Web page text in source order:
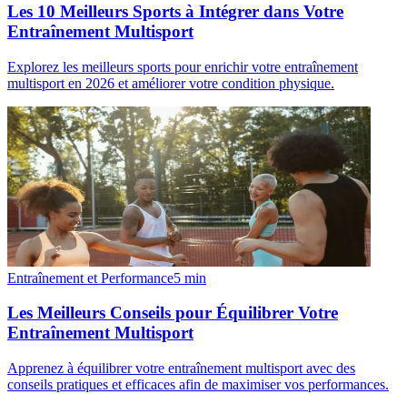
Les 10 Meilleurs Sports à Intégrer dans Votre
Entraînement Multisport
Explorez les meilleurs sports pour enrichir votre entraînement
multisport en 2026 et améliorer votre condition physique.
Entraînement et Performance5 min
Les Meilleurs Conseils pour Équilibrer Votre
Entraînement Multisport
Apprenez à équilibrer votre entraînement multisport avec des
conseils pratiques et efficaces afin de maximiser vos performances.